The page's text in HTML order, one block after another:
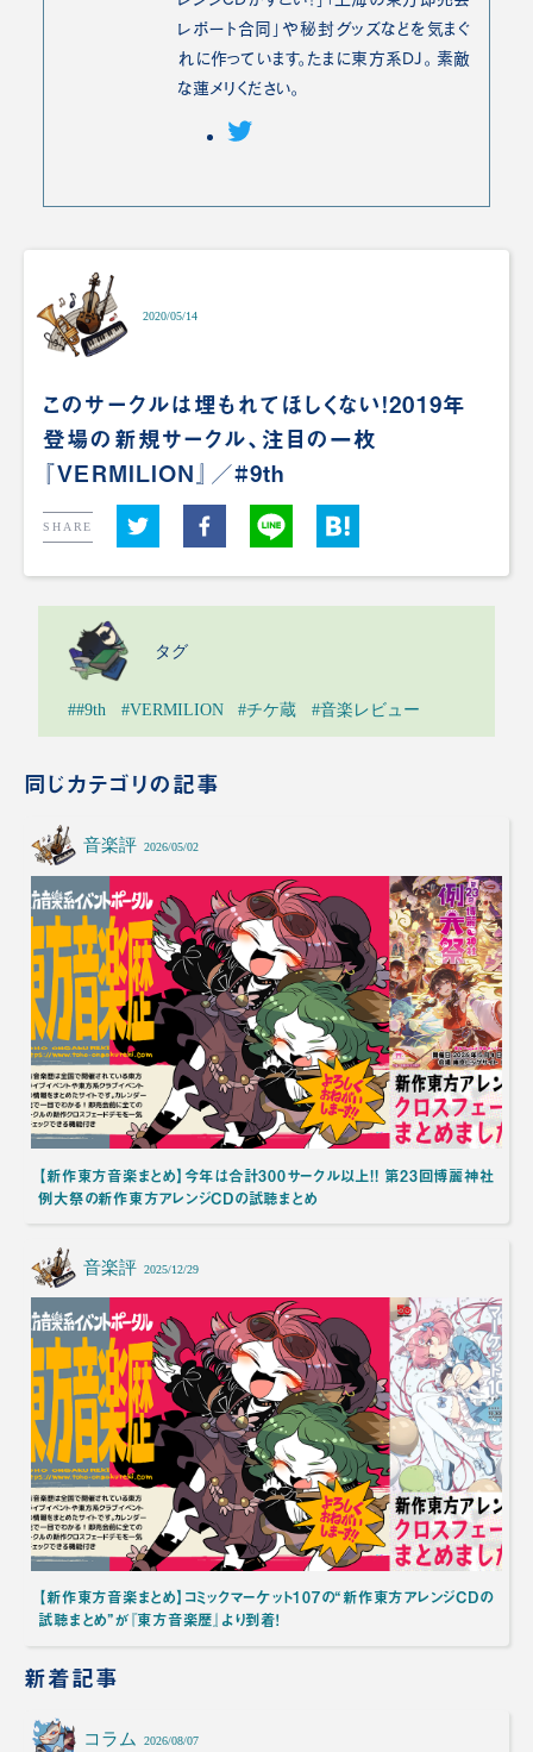
レポート合同」や秘封グッズなどを気まぐ
れに作っています。たまに東方系DJ。 素敵
な蓮メリください。
2020/05/14
このサークルは埋もれてほしくない！2019年
登場の新規サークル、注目の一枚
『VERMILION』／#9th
SHARE
タグ
##9th #VERMILION #チケ蔵 #音楽レビュー
同じカテゴリの記事
音楽評 2026/05/02
【新作東方音楽まとめ】今年は合計300サークル以上!! 第23回博麗神社
例大祭の新作東方アレンジCDの試聴まとめ
音楽評 2025/12/29
【新作東方音楽まとめ】コミックマーケット107の“新作東方アレンジCDの
試聴まとめ”が『東方音楽歴』より到着！
新着記事
コラム 2026/08/07